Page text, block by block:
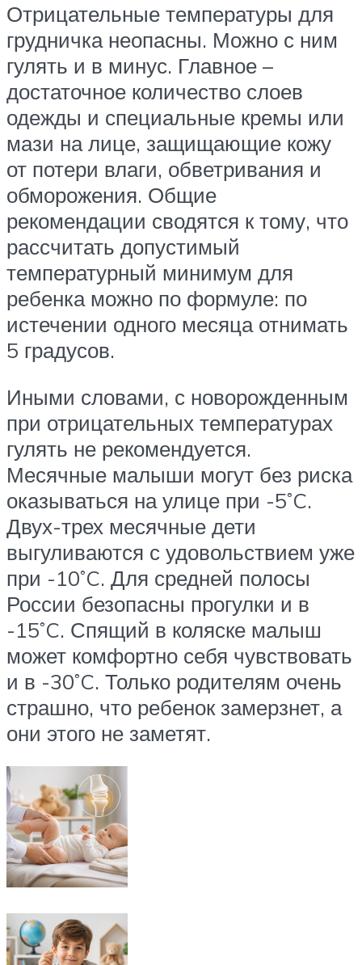
Отрицательные температуры для
грудничка неопасны. Можно с ним
гулять и в минус. Главное –
достаточное количество слоев
одежды и специальные кремы или
мази на лице, защищающие кожу
от потери влаги, обветривания и
обморожения. Общие
рекомендации сводятся к тому, что
рассчитать допустимый
температурный минимум для
ребенка можно по формуле: по
истечении одного месяца отнимать
5 градусов.
Иными словами, с новорожденным
при отрицательных температурах
гулять не рекомендуется.
Месячные малыши могут без риска
оказываться на улице при -5˚C.
Двух-трех месячные дети
выгуливаются с удовольствием уже
при -10˚C. Для средней полосы
России безопасны прогулки и в
-15˚C. Спящий в коляске малыш
может комфортно себя чувствовать
и в -30˚C. Только родителям очень
страшно, что ребенок замерзнет, а
они этого не заметят.